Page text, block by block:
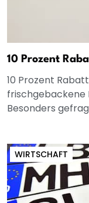
10 Prozent
10 Prozent
frischgebackene
Besonders
WIRTSCHAFT